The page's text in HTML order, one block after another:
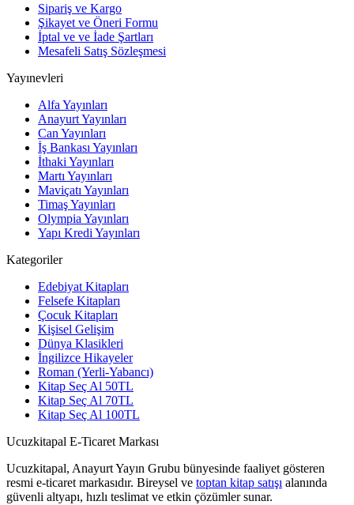
Sipariş ve Kargo
Şikayet ve Öneri Formu
İptal ve ve İade Şartları
Mesafeli Satış Sözleşmesi
Yayınevleri
Alfa Yayınları
Anayurt Yayınları
Can Yayınları
İş Bankası Yayınları
İthaki Yayınları
Martı Yayınları
Maviçatı Yayınları
Timaş Yayınları
Olympia Yayınları
Yapı Kredi Yayınları
Kategoriler
Edebiyat Kitapları
Felsefe Kitapları
Çocuk Kitapları
Kişisel Gelişim
Dünya Klasikleri
İngilizce Hikayeler
Roman (Yerli-Yabancı)
Kitap Seç Al 50TL
Kitap Seç Al 70TL
Kitap Seç Al 100TL
Ucuzkitapal E-Ticaret Markası
Ucuzkitapal, Anayurt Yayın Grubu bünyesinde faaliyet gösteren
resmi e-ticaret markasıdır. Bireysel ve toptan kitap satışı alanında
güvenli altyapı, hızlı teslimat ve etkin çözümler sunar.